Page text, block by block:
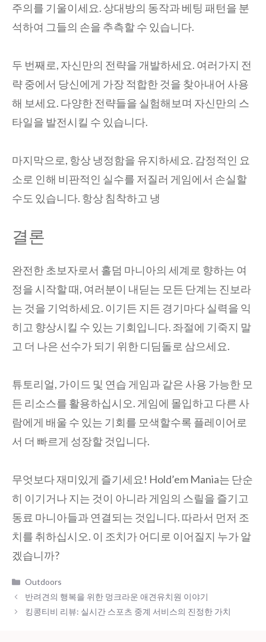
주의를 기울이세요. 상대방의 동작과 베팅 패턴을 분
석하여 그들의 손을 추측할 수 있습니다.
두 번째로, 자신만의 전략을 개발하세요. 여러가지 전
략 중에서 당신에게 가장 적합한 것을 찾아내어 사용
해 보세요. 다양한 전략들을 실험해보며 자신만의 스
타일을 발전시킬 수 있습니다.
마지막으로, 항상 냉정함을 유지하세요. 감정적인 요
소로 인해 비판적인 실수를 저질러 게임에서 손실할
수도 있습니다. 항상 침착하고 냉
결론
완전한 초보자로서 홀덤 마니아의 세계로 향하는 여
정을 시작할 때, 여러분이 내딛는 모든 단계는 진보라
는 것을 기억하세요. 이기든 지든 경기마다 실력을 익
히고 향상시킬 수 있는 기회입니다. 좌절에 기죽지 말
고 더 나은 선수가 되기 위한 디딤돌로 삼으세요.
튜토리얼, 가이드 및 연습 게임과 같은 사용 가능한 모
든 리소스를 활용하십시오. 게임에 몰입하고 다른 사
람에게 배울 수 있는 기회를 모색할수록 플레이어로
서 더 빠르게 성장할 것입니다.
무엇보다 재미있게 즐기세요! Hold’em Mania는 단순
히 이기거나 지는 것이 아니라 게임의 스릴을 즐기고
동료 마니아들과 연결되는 것입니다. 따라서 먼저 조
치를 취하십시오. 이 조치가 어디로 이어질지 누가 알
겠습니까?
Categories
Outdoors
반려견의 행복을 위한 멍크라운 애견유치원 이야기
킹콩티비 리뷰: 실시간 스포츠 중계 서비스의 진정한 가치